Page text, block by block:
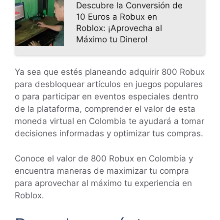
Descubre la Conversión de
10 Euros a Robux en
Roblox: ¡Aprovecha al
Máximo tu Dinero!
Ya sea que estés planeando adquirir 800 Robux
para desbloquear artículos en juegos populares
o para participar en eventos especiales dentro
de la plataforma, comprender el valor de esta
moneda virtual en Colombia te ayudará a tomar
decisiones informadas y optimizar tus compras.
Conoce el valor de 800 Robux en Colombia y
encuentra maneras de maximizar tu compra
para aprovechar al máximo tu experiencia en
Roblox.